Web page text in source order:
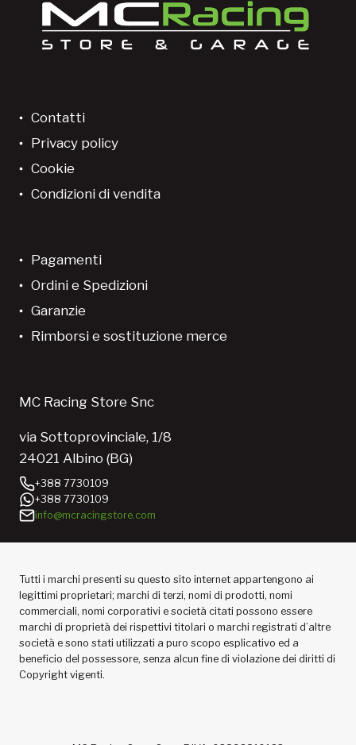
Contatti
Privacy policy
Cookie
Condizioni di vendita
Pagamenti
Ordini e Spedizioni
Garanzie
Rimborsi e sostituzione merce
MC Racing Store Snc
via Sottoprovinciale, 1/8
24021 Albino (BG)
+388 7730109
+388 7730109
info@mcracingstore.com
Tutti i marchi presenti su questo sito internet appartengono ai
legittimi proprietari; marchi di terzi, nomi di prodotti, nomi
commerciali, nomi corporativi e società citati possono essere
marchi di proprietà dei rispettivi titolari o marchi registrati d’altre
società e sono stati utilizzati a puro scopo esplicativo ed a
beneficio del possessore, senza alcun fine di violazione dei diritti di
Copyright vigenti.